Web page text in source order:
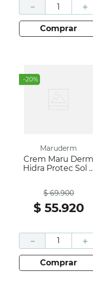
＋
－
comprar
-20%
Maruderm
Crem Maru Derm
Hidra Protec Sol
$ 69.900
$ 55.920
＋
－
comprar